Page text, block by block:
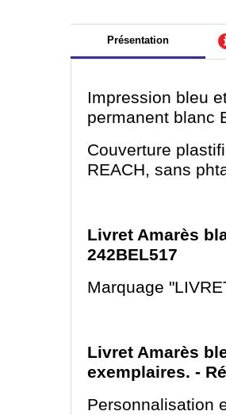
Présentation
Impression bleu
permanent blanc
Couverture
REACH, sans
Livret Amarès
242BEL517
Marquage
Livret Amarès
exemplaires. -
Personnalisation